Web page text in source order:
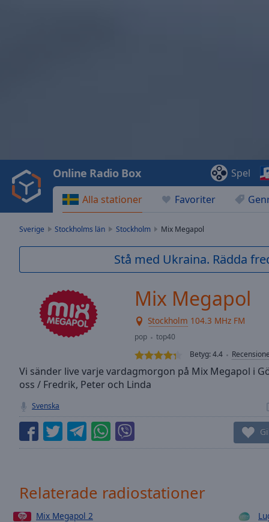
Video
Play
Backward
Skip
Current
Seek to
live,
currently
LIVE
Remaining
Rate
Chapters
Alla stationer Favoriter
Online Radio Box Spel
Sverige Stockholms län Stockholm Mix Megapol
Stå med Ukraina. Rädda
Mix Megapol
Stockholm 104.3 MHz FM
pop
top40
Betyg:4.4
Vi sänder live varje vardagmorgon på Mix Megapol i
oss / Fredrik, Peter och Linda
Svenska
Relaterade radiostationer
Mix Megapol 2